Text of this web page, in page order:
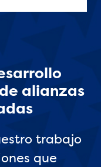
alianzas
trabajo
que